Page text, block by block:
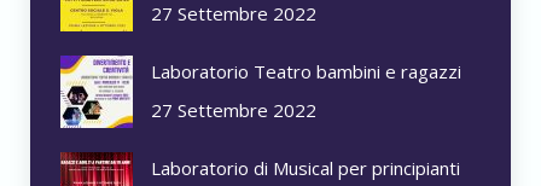
27 Settembre 2022
Laboratorio Teatro bambini e ragazzi
27 Settembre 2022
Laboratorio di Musical per principianti